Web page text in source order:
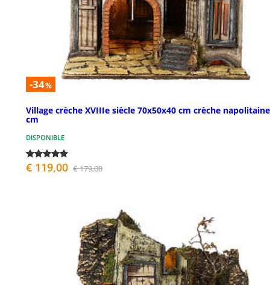
-34%
Village crèche XVIIIe siècle 70x50x40 cm crèche
cm
DISPONIBLE
€ 119,00 € 179,00